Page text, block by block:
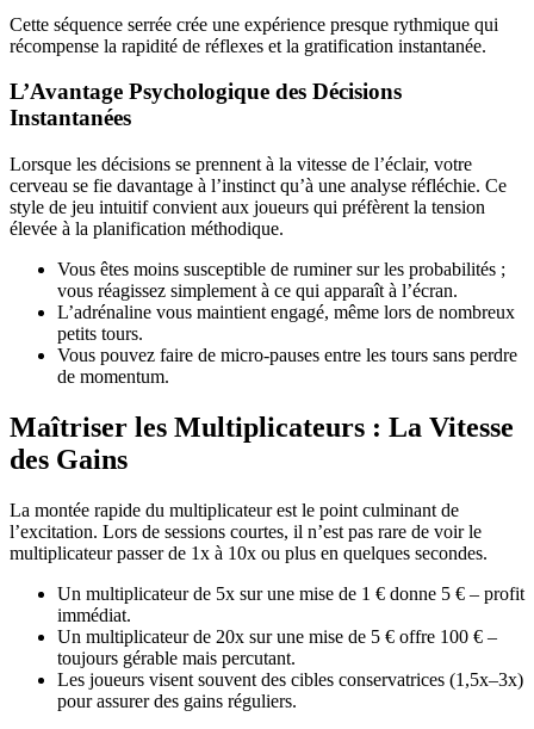
Cette séquence serrée crée une expérience presque rythmique qui
récompense la rapidité de réflexes et la gratification instantanée.
L’Avantage Psychologique des Décisions
Instantanées
Lorsque les décisions se prennent à la vitesse de l’éclair, votre
cerveau se fie davantage à l’instinct qu’à une analyse réfléchie. Ce
style de jeu intuitif convient aux joueurs qui préfèrent la tension
élevée à la planification méthodique.
Vous êtes moins susceptible de ruminer sur les probabilités ;
vous réagissez simplement à ce qui apparaît à l’écran.
L’adrénaline vous maintient engagé, même lors de nombreux
petits tours.
Vous pouvez faire de micro‑pauses entre les tours sans perdre
de momentum.
Maîtriser les Multiplicateurs : La Vitesse
des Gains
La montée rapide du multiplicateur est le point culminant de
l’excitation. Lors de sessions courtes, il n’est pas rare de voir le
multiplicateur passer de 1x à 10x ou plus en quelques secondes.
Un multiplicateur de 5x sur une mise de 1 € donne 5 € – profit
immédiat.
Un multiplicateur de 20x sur une mise de 5 € offre 100 € –
toujours gérable mais percutant.
Les joueurs visent souvent des cibles conservatrices (1,5x–3x)
pour assurer des gains réguliers.